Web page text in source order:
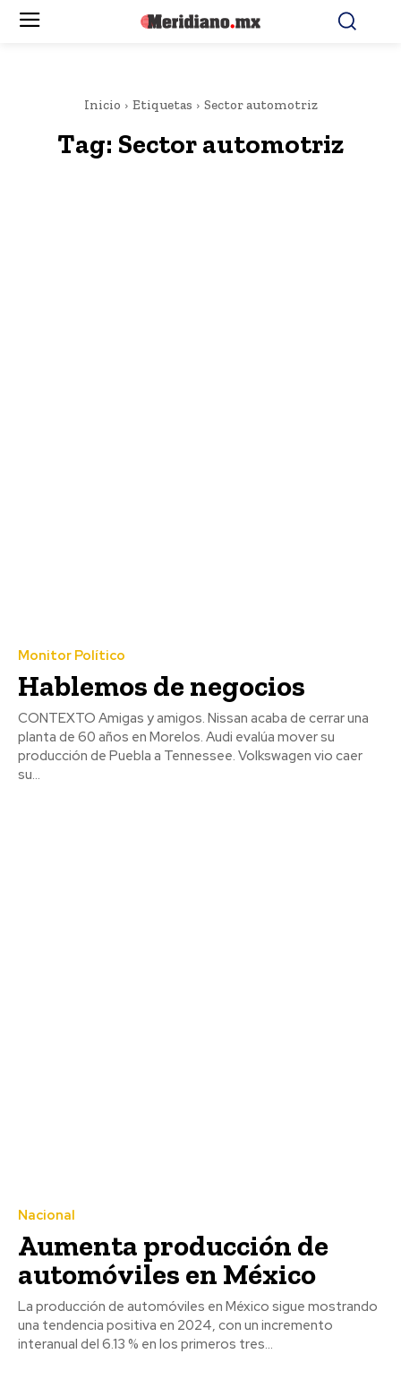
Inicio Etiquetas Sector automotriz
Tag: Sector automotriz
Monitor Político
Hablemos de negocios
CONTEXTO Amigas y amigos. Nissan acaba de cerrar una
planta de 60 años en Morelos. Audi evalúa mover su
producción de Puebla a Tennessee. Volkswagen vio caer
su...
Nacional
Aumenta producción de
automóviles en México
La producción de automóviles en México sigue mostrando
una tendencia positiva en 2024, con un incremento
interanual del 6.13 % en los primeros tres...